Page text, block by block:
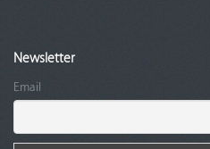
Newsletter
Email